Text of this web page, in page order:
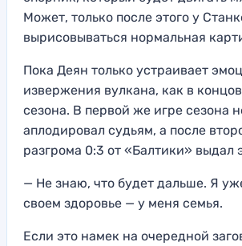
Может, только после этого у
вырисовываться нормальная
Пока Деян только устраивает
извержения вулкана, как в
сезона. В первой же игре сезона
аплодировал судьям, а после
разгрома 0:3 от «Балтики» выдал
— Не знаю, что будет дальше. Я
своем здоровье — у меня семья.
Если это намек на очередной